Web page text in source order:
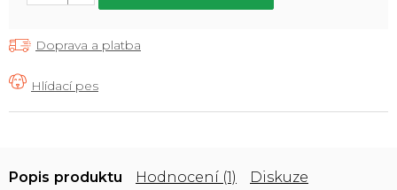
Doprava a platba
Popis Hodnocení (1) Diskuze